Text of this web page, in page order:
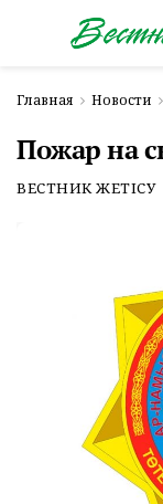
Главная Новости
Пожар на
ВЕСТНИК ЖЕТІСУ